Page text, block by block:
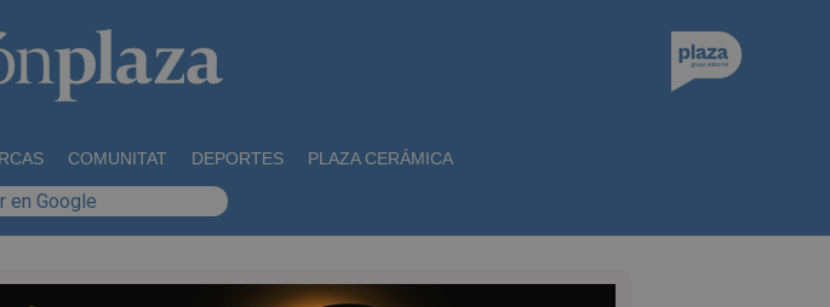
COMUNITAT DEPORTES PLAZA CERÁMICA
en Google